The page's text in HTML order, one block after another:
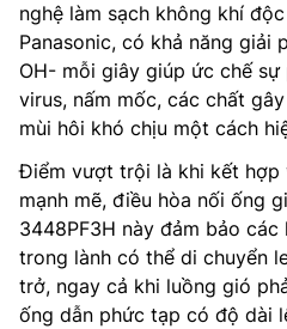
nghệ làm sạch không khí
Panasonic, có khả năng giải
OH- mỗi giây giúp ức chế
virus, nấm mốc, các chất
mùi hôi khó chịu một cách
Điểm vượt trội là khi kết hợp
mạnh mẽ, điều hòa nối ống
3448PF3H này đảm bảo
trong lành có thể di chuyển
trở, ngay cả khi luồng gió
ống dẫn phức tạp có độ dài